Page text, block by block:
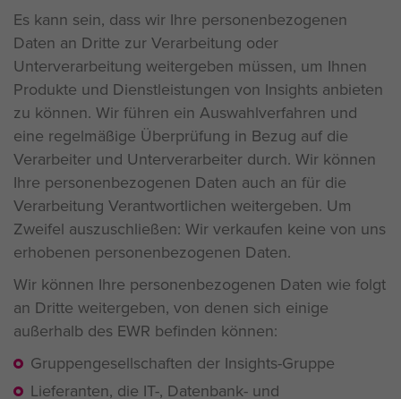
Es kann sein, dass wir Ihre personenbezogenen
Daten an Dritte zur Verarbeitung oder
Unterverarbeitung weitergeben müssen, um Ihnen
Produkte und Dienstleistungen von Insights anbieten
zu können. Wir führen ein Auswahlverfahren und
eine regelmäßige Überprüfung in Bezug auf die
Verarbeiter und Unterverarbeiter durch. Wir können
Ihre personenbezogenen Daten auch an für die
Verarbeitung Verantwortlichen weitergeben. Um
Zweifel auszuschließen: Wir verkaufen keine von uns
erhobenen personenbezogenen Daten.
Wir können Ihre personenbezogenen Daten wie folgt
an Dritte weitergeben, von denen sich einige
außerhalb des EWR befinden können:
Gruppengesellschaften der Insights-Gruppe
Lieferanten, die IT-, Datenbank- und